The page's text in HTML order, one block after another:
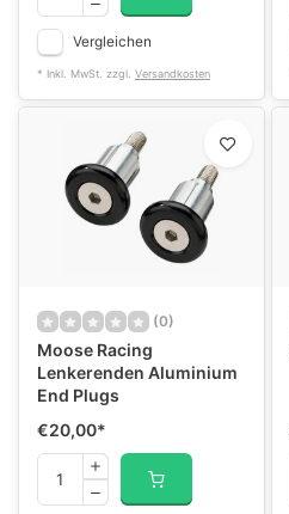
Vergleichen
* Inkl. MwSt. zzgl. Versandkosten
(0)
Moose Racing
Lenkerenden Aluminium
End Plugs
€20,00*